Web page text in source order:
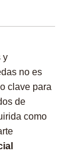
y
no es
clave para
de
como